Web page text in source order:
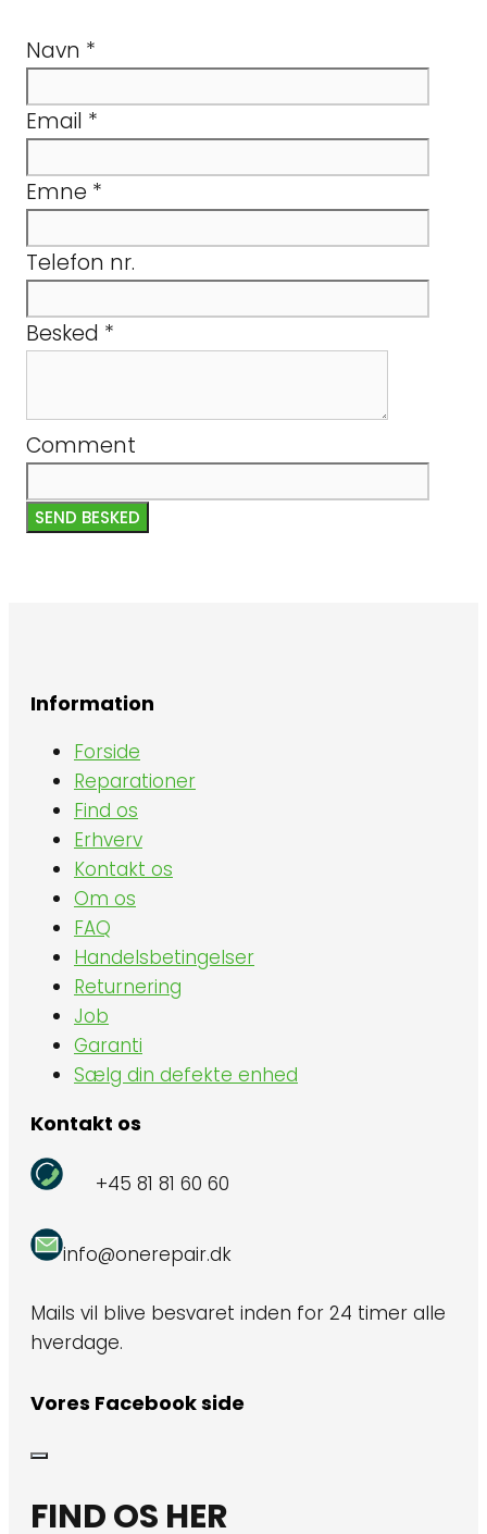
Navn *
Email *
Emne *
Telefon nr.
Besked *
Comment
SEND BESKED
Information
Forside
Reparationer
Find os
Erhverv
Kontakt os
Om os
FAQ
Handelsbetingelser
Returnering
Job
Garanti
Sælg din defekte enhed
Kontakt os
+45 81 81 60 60
info@onerepair.dk
Mails vil blive besvaret inden for 24 timer alle
hverdage.
Vores Facebook side
FIND OS HER